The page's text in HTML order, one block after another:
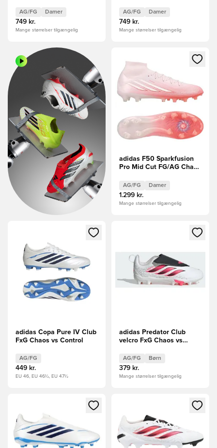
AG/FG Damer
749 kr.
Mange størrelser tilgængelig
AG/FG Damer
749 kr.
Mange størrelser tilgængelig
Åbner en Modal til at logge
adidas F50 Sparkfusion
Pro Mid Cut FG/AG Chaos
AG/FG Damer
1.299 kr.
Mange størrelser tilgængelig
Åbner en Modal til at logge ind eller tilmelde dig som
adidas Copa Pure IV Club
FxG Chaos vs Control
AG/FG
449 kr.
EU 46, EU 46½, EU 47½
Åbner en Modal til at logge
adidas Predator Club
velcro FxG Chaos vs
AG/FG Børn
379 kr.
Mange størrelser tilgængelig
Åbner en Modal til at logge ind eller tilmelde dig som
Åbner en Modal til at logge